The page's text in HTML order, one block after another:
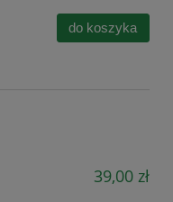
do koszyka
39,00 zł